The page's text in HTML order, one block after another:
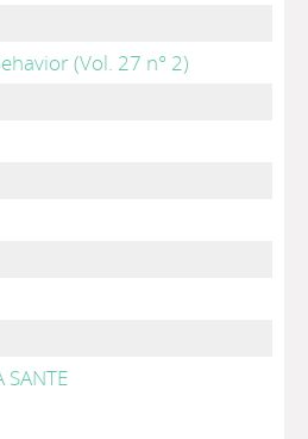
(Vol. 27 n° 2)
SANTE